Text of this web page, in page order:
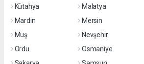
Kütahya
Malatya
Mardin
Mersin
Muş
Nevşehir
Ordu
Osmaniye